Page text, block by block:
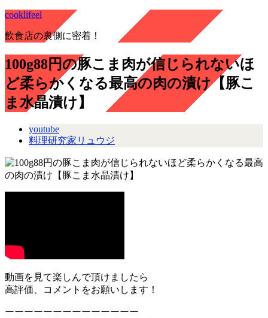
cooklifeel
飲食店の裏側に密着！
100g88円の豚こま肉が信じられないほ
ど柔らかくなる最高の肉の漬け【豚こ
ま水晶漬け】
youtube
料理研究家リュウジ
動画を見て楽しんで頂けましたら
高評価、コメントをお願いします！
ーーーーーーーーーーーーーー